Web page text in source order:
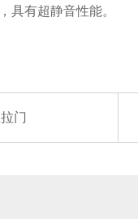
具有超静音性能。
门